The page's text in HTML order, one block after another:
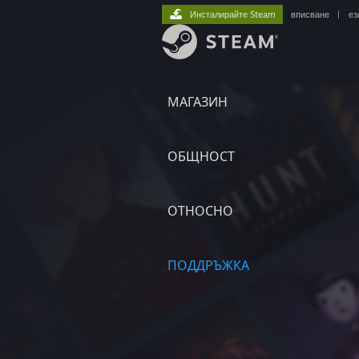
МАГАЗИН
ОБЩНОСТ
ОТНОСНО
ПОДДРЪЖКА
Инсталирайте Steam вписване